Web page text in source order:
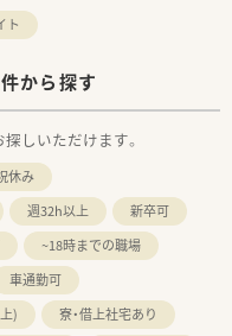
ト
から探す
しいただけます。
休み
週32h以上
新卒可
~18時までの職場
車通勤可
)
寮・借上社宅あり